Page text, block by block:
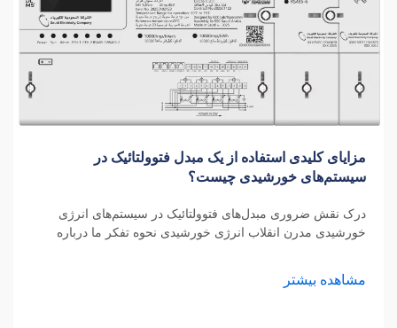
مزایای کلیدی استفاده از یک مبدل فتوولتائیک در
سیستم‌های خورشیدی چیست؟
درک نقش ضروری مبدل‌های فتوولتائیک در سیستم‌های انرژی
خورشیدی مدرن انقلاب انرژی خورشیدی نحوه تفکر ما درباره
فتوولتائیک قرار دارد. این اس...
مشاهده بیشتر